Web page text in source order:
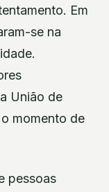
Em
se na
União de
momento de
pessoas